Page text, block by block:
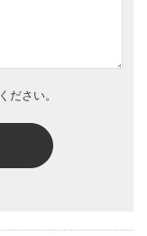
さい。